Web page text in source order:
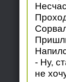
- Ну,
не